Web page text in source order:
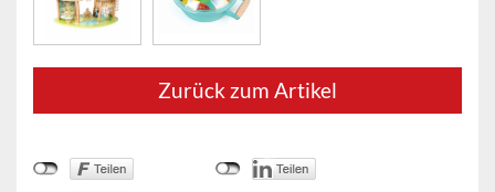
Zurück zum Artikel